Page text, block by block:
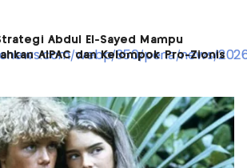
Abdul El-Sayed Mampu
AIPAC dan Kelompok Pro-Zionis